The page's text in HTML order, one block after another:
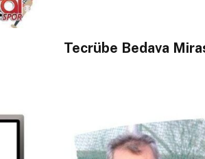
Tecrübe Bedava